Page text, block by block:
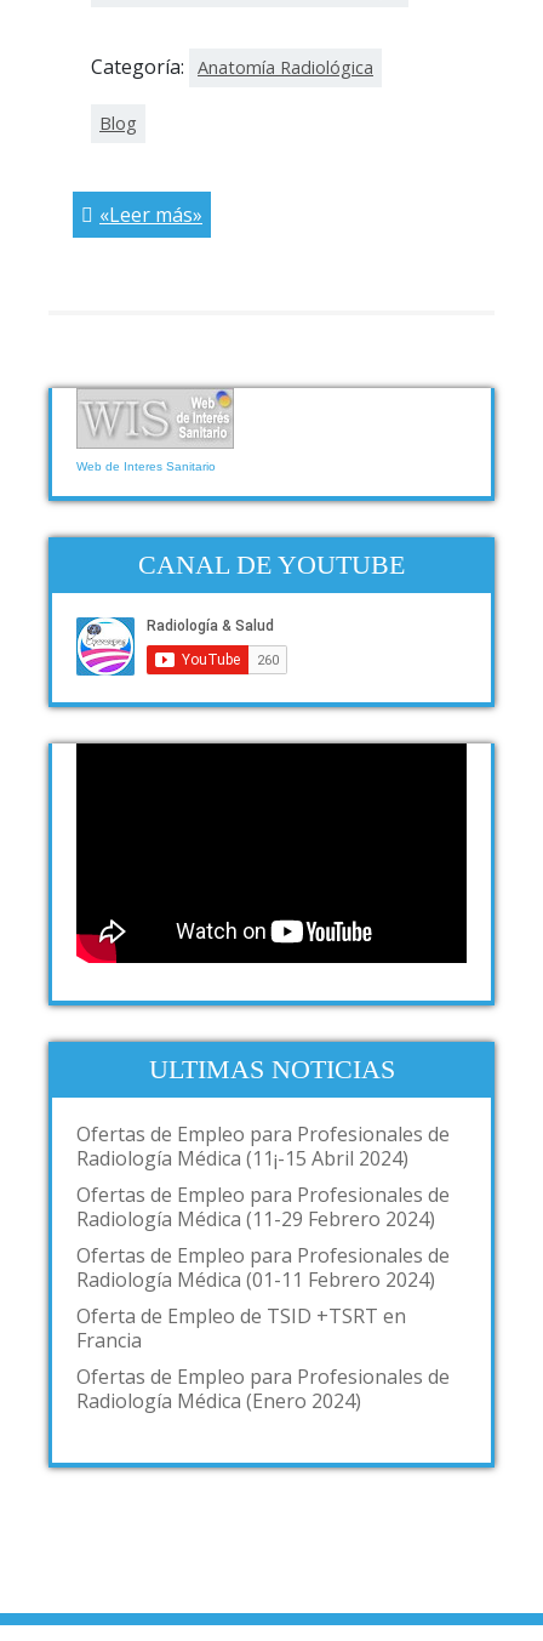
Categoría: Anatomía Radiológica
Blog
«Leer más»
Web de Interes Sanitario
CANAL DE YOUTUBE
ULTIMAS NOTICIAS
Ofertas de Empleo para Profesionales de
Radiología Médica (11¡-15 Abril 2024)
Ofertas de Empleo para Profesionales de
Radiología Médica (11-29 Febrero 2024)
Ofertas de Empleo para Profesionales de
Radiología Médica (01-11 Febrero 2024)
Oferta de Empleo de TSID +TSRT en
Francia
Ofertas de Empleo para Profesionales de
Radiología Médica (Enero 2024)